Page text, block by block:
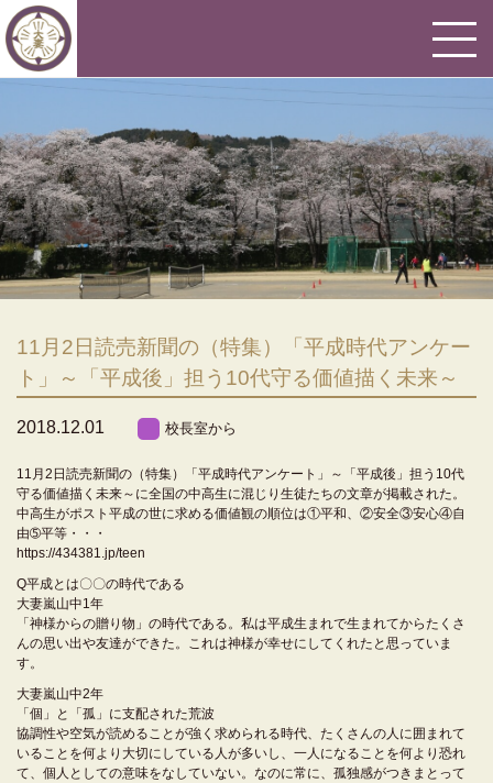
11月2日読売新聞の（特集）「平成時代アンケー
ト」～「平成後」担う10代守る価値描く未来～
2018.12.01 校長室から
11月2日読売新聞の（特集）「平成時代アンケート」～「平成後」担う10代
守る価値描く未来～に全国の中高生に混じり生徒たちの文章が掲載された。
中高生がポスト平成の世に求める価値観の順位は①平和、②安全③安心④自
由➄平等・・・
https://434381.jp/teen
Q平成とは〇〇の時代である
大妻嵐山中1年
「神様からの贈り物」の時代である。私は平成生まれで生まれてからたくさ
んの思い出や友達ができた。これは神様が幸せにしてくれたと思っていま
す。
大妻嵐山中2年
「個」と「孤」に支配された荒波
協調性や空気が読めることが強く求められる時代、たくさんの人に囲まれて
いることを何より大切にしている人が多いし、一人になることを何より恐れ
て、個人としての意味をなしていない。なのに常に、孤独感がつきまとって